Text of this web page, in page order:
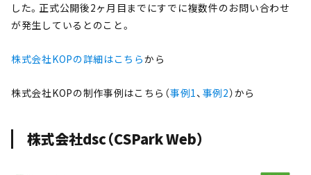
した。正式公開後2ヶ月目までにすでに複数件のお問い合わせ
が発生しているとのこと。
株式会社KOPの詳細はこちらから
株式会社KOPの制作事例はこちら（事例1、 事例2）から
株式会社dsc（CSPark Web）